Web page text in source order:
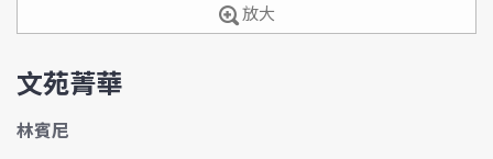
放大
文苑菁華
林賓尼